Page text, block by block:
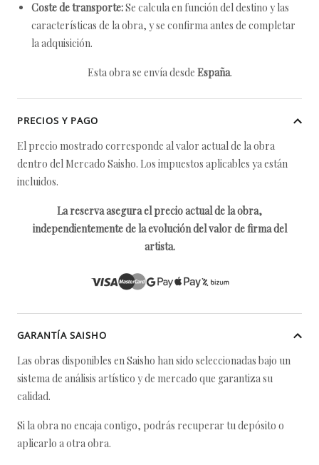
Coste de transporte:Se calcula en función del destino y las
características de la obra, y se confirma antes de completar
la adquisición.
Esta obra se envía desde España.
PRECIOS Y PAGO
El precio mostrado corresponde al valor actual de la obra
dentro del Mercado Saisho. Los impuestos aplicables ya están
incluidos.
La reserva asegura el precio actual de la obra,
independientemente de la evolución del valor de firma del
artista.
GARANTÍA SAISHO
Las obras disponibles en Saisho han sido seleccionadas bajo un
sistema de análisis artístico y de mercado que garantiza su
calidad.
Si la obra no encaja contigo, podrás recuperar tu depósito o
aplicarlo a otra obra.